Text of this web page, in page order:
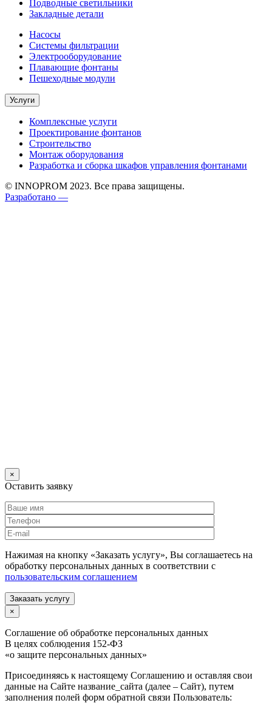
Подводные светильники
Закладные детали
Насосы
Системы фильтрации
Электрооборудование
Плавающие фонтаны
Пешеходные модули
Услуги
Комплексные услуги
Проектирование фонтанов
Строительство
Монтаж оборудования
Разработка и сборка шкафов управления фонтанами
© INNOPROM 2023. Все права защищены.
Разработано —
×
Оставить заявку
Нажимая на кнопку «Заказать услугу», Вы соглашаетесь на
обработку персональных данных в соответствии с
пользовательским соглашением
Заказать услугу
×
Соглашение об обработке персональных данных
В целях соблюдения 152-ФЗ
«о защите персональных данных»
Присоединяясь к настоящему Соглашению и оставляя свои
данные на Сайте название_сайта (далее – Сайт), путем
заполнения полей форм обратной связи Пользователь: